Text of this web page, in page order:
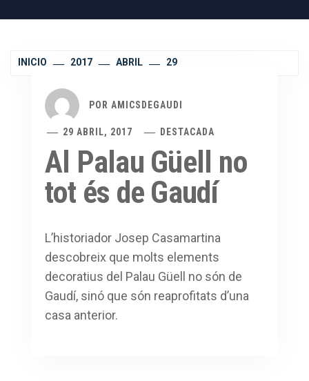
INICIO 2017 ABRIL 29
POR AMICSDEGAUDI
29 ABRIL, 2017 DESTACADA
Al Palau Güell no
tot és de Gaudí
L’historiador Josep Casamartina
descobreix que molts elements
decoratius del Palau Güell no són de
Gaudí, sinó que són reaprofitats d’una
casa anterior.